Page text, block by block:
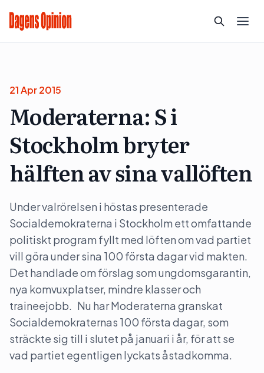
21 Apr 2015
Moderaterna: S i
Stockholm bryter
hälften av sina vallöften
Under valrörelsen i höstas presenterade
Socialdemokraterna i Stockholm ett omfattande
politiskt program fyllt med löften om vad partiet
vill göra under sina 100 första dagar vid makten.
Det handlade om förslag som ungdomsgarantin,
nya komvuxplatser, mindre klasser och
traineejobb. Nu har Moderaterna granskat
Socialdemokraternas 100 första dagar, som
sträckte sig till i slutet på januari i år, för att se
vad partiet egentligen lyckats åstadkomma.